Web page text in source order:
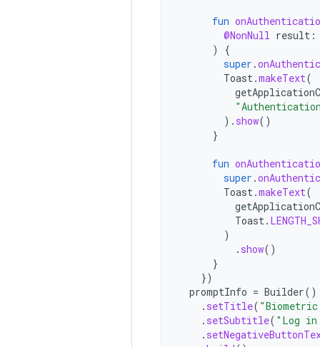
fun
@NonNull result :
)
{
super .
Toast.makeText(
). show()
}
fun
super .
Toast.makeText(
Toast.
)
. show()
}
})
promptInfo = Builder()
. setTitle(
. setSubtitle( "Log
.